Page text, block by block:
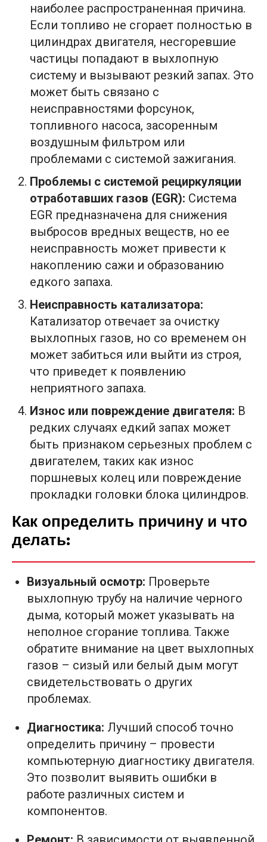
наиболее распространенная причина.
Если топливо не сгорает полностью в
цилиндрах двигателя, несгоревшие
частицы попадают в выхлопную
систему и вызывают резкий запах. Это
может быть связано с
неисправностями форсунок,
топливного насоса, засоренным
воздушным фильтром или
проблемами с системой зажигания.
Проблемы с системой рециркуляции
отработавших газов (EGR): Система
EGR предназначена для снижения
выбросов вредных веществ, но ее
неисправность может привести к
накоплению сажи и образованию
едкого запаха.
Неисправность катализатора:
Катализатор отвечает за очистку
выхлопных газов, но со временем он
может забиться или выйти из строя,
что приведет к появлению
неприятного запаха.
Износ или повреждение двигателя: В
редких случаях едкий запах может
быть признаком серьезных проблем с
двигателем, таких как износ
поршневых колец или повреждение
прокладки головки блока цилиндров.
Как определить причину и что
делать:
Визуальный осмотр: Проверьте
выхлопную трубу на наличие черного
дыма, который может указывать на
неполное сгорание топлива. Также
обратите внимание на цвет выхлопных
газов – сизый или белый дым могут
свидетельствовать о других
проблемах.
Диагностика: Лучший способ точно
определить причину – провести
компьютерную диагностику двигателя.
Это позволит выявить ошибки в
работе различных систем и
компонентов.